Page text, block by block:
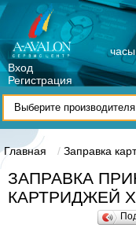
Вход
Регистрация
Главная Заправка
ЗАПРАВКА
КАРТРИДЖЕЙ